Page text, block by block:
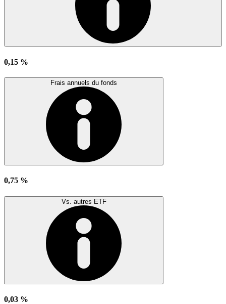
0,15 %
Frais annuels du fonds
0,75 %
Vs. autres ETF
0,03 %